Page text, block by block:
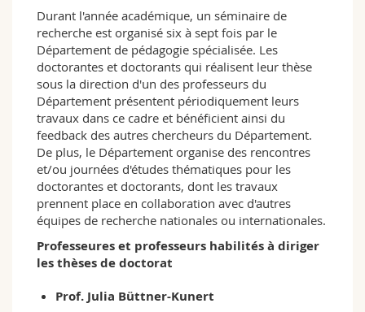
Durant l'année académique, un séminaire de
recherche est organisé six à sept fois par le
Département de pédagogie spécialisée. Les
doctorantes et doctorants qui réalisent leur thèse
sous la direction d'un des professeurs du
Département présentent périodiquement leurs
travaux dans ce cadre et bénéficient ainsi du
feedback des autres chercheurs du Département.
De plus, le Département organise des rencontres
et/ou journées d'études thématiques pour les
doctorantes et doctorants, dont les travaux
prennent place en collaboration avec d'autres
équipes de recherche nationales ou internationales.
Professeures et professeurs habilités à diriger
les thèses de doctorat
Prof. Julia Büttner-Kunert